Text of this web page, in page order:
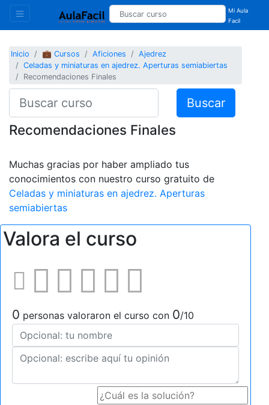
Mi Aula
Facil
Inicio 💼 Cursos Aficiones
Ajedrez
Celadas y miniaturas en ajedrez. Aperturas semiabiertas
Recomendaciones Finales
Buscar
Recomendaciones Finales
Muchas gracias por haber ampliado tus
conocimientos con nuestro curso gratuito de
Celadas y miniaturas en ajedrez. Aperturas
semiabiertas
Valora el curso
0 personas valoraron el curso con 0/10